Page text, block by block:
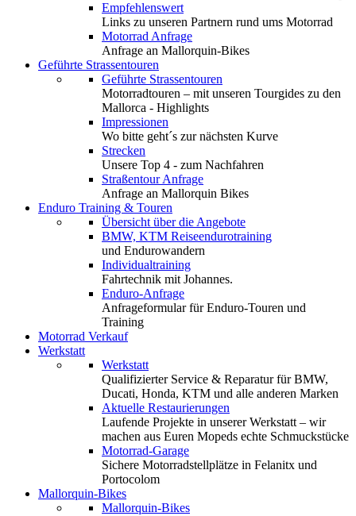
Empfehlenswert
Links zu unseren Partnern rund ums Motorrad
Motorrad Anfrage
Anfrage an Mallorquin-Bikes
Geführte Strassentouren
Geführte Strassentouren
Motorradtouren – mit unseren Tourgides zu den
Mallorca - Highlights
Impressionen
Wo bitte geht´s zur nächsten Kurve
Strecken
Unsere Top 4 - zum Nachfahren
Straßentour Anfrage
Anfrage an Mallorquin Bikes
Enduro Training & Touren
Übersicht über die Angebote
BMW, KTM Reiseendurotraining
und Endurowandern
Individualtraining
Fahrtechnik mit Johannes.
Enduro-Anfrage
Anfrageformular für Enduro-Touren und
Training
Motorrad Verkauf
Werkstatt
Werkstatt
Qualifizierter Service & Reparatur für BMW,
Ducati, Honda, KTM und alle anderen Marken
Aktuelle Restaurierungen
Laufende Projekte in unserer Werkstatt – wir
machen aus Euren Mopeds echte Schmuckstücke
Motorrad-Garage
Sichere Motorradstellplätze in Felanitx und
Portocolom
Mallorquin-Bikes
Mallorquin-Bikes